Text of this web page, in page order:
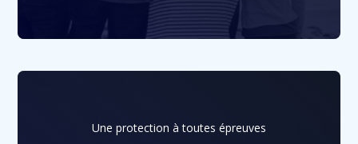
Une protection à toutes épreuves